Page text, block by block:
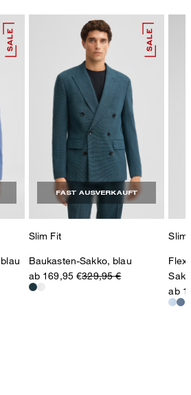
FAST AUSVERKAUFT
Slim Fit
Baukasten-Sakko, blau
ab 169,95 €329,95 €
Slim
Flex
ab